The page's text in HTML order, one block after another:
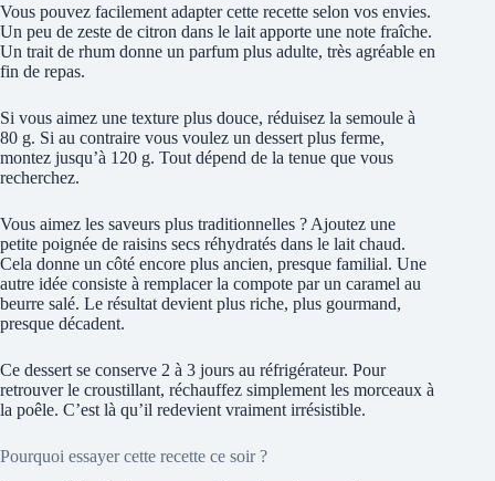
Vous pouvez facilement adapter cette recette selon vos envies.
Un peu de zeste de citron dans le lait apporte une note fraîche.
Un trait de rhum donne un parfum plus adulte, très agréable en
fin de repas.
Si vous aimez une texture plus douce, réduisez la semoule à
80 g. Si au contraire vous voulez un dessert plus ferme,
montez jusqu’à 120 g. Tout dépend de la tenue que vous
recherchez.
Vous aimez les saveurs plus traditionnelles ? Ajoutez une
petite poignée de raisins secs réhydratés dans le lait chaud.
Cela donne un côté encore plus ancien, presque familial. Une
autre idée consiste à remplacer la compote par un caramel au
beurre salé. Le résultat devient plus riche, plus gourmand,
presque décadent.
Ce dessert se conserve 2 à 3 jours au réfrigérateur. Pour
retrouver le croustillant, réchauffez simplement les morceaux à
la poêle. C’est là qu’il redevient vraiment irrésistible.
Pourquoi essayer cette recette ce soir ?